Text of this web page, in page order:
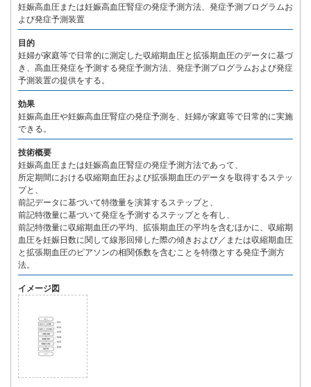
妊娠高血圧または妊娠高血圧腎症の発症予測方法、発症予測プログラムお
よび発症予測装置
目的
妊婦が家庭等で日常的に測定した収縮期血圧と拡張期血圧のデータに基づ
き、高血圧発症を予測する発症予測方法、発症予測プログラムおよび発症
予測装置の提供をする。
効果
妊娠高血圧や妊娠高血圧腎症の発症予測を、妊婦が家庭等で日常的に実施
できる。
技術概要
妊娠高血圧または妊娠高血圧腎症の発症予測方法であって、
所定期間における収縮期血圧および拡張期血圧のデータを取得するステッ
プと、
前記データに基づいて特徴量を演算するステップと、
前記特徴量に基づいて発症を予測するステップとを有し、
前記特徴量に収縮期血圧の平均、拡張期血圧の平均を含むほかに、収縮期
血圧を妊娠日数に関して線形回帰した際の傾きおよび／または収縮期血圧
と拡張期血圧のピアソンの相関係数を含むことを特徴とする発症予測方
法。
イメージ図